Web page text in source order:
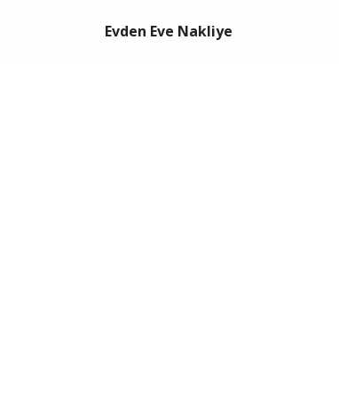
Evden Eve Nakliye